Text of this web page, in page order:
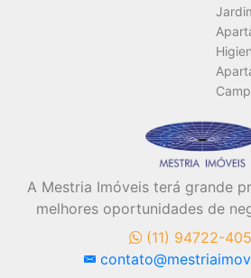
A Mestria Imóveis terá grande
melhores oportunidades de
(11) 94722-